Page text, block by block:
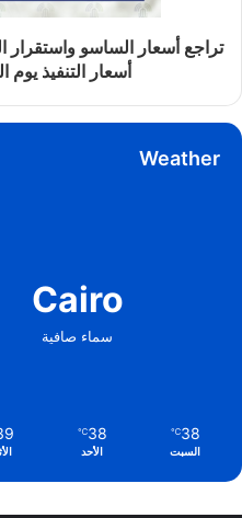
تراجع أسعار الساسو واستقرار
أسعار التنفيذ يوم
Weather
Cairo
سماء صافية
38
℃
السبت
38
℃
الأحد